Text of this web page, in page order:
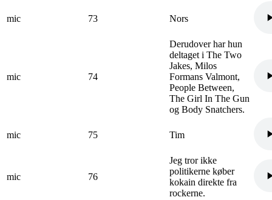
mic 73 Nors
mic 74
Derudover har hun
deltaget i The Two
Jakes, Milos
Formans Valmont,
People Between,
The Girl In The Gun
og Body Snatchers.
mic 75 Tim
mic 76
Jeg tror ikke
politikerne køber
kokain direkte fra
rockerne.